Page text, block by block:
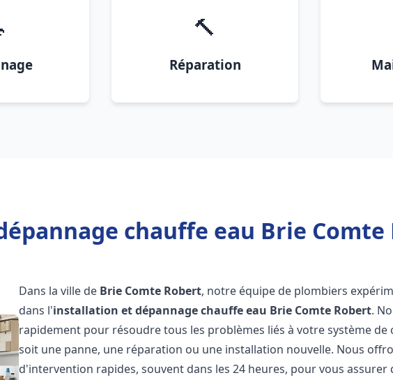
🔨
Réparation
chauffe eau Brie Comte
Dans la ville de Brie Comte Robert, notre équipe de plombiers
dans l'installation et dépannage chauffe eau Brie Comte Robert.
rapidement pour résoudre tous les problèmes liés à votre système de
soit une panne, une réparation ou une installation nouvelle. Nous
d'intervention rapides, souvent dans les 24 heures, pour vous assurer